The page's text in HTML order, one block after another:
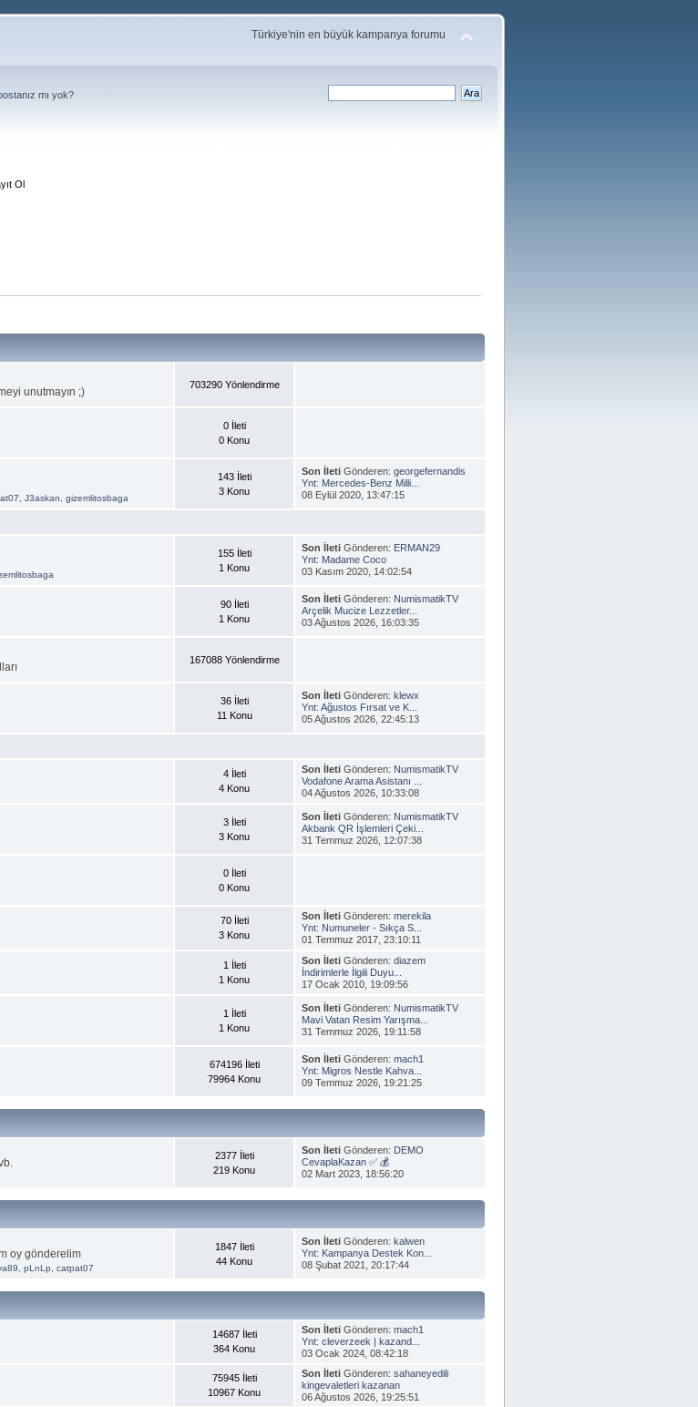
Türkiye'nin en büyük kampanya forumu
nız mı yok?
Ol
unutmayın ;)
703290 Yönlendirme
0 İleti
0 Konu
J3askan gizemlitosbaga
143 İleti
3 Konu
Son İleti Gönderen:georgefernandis
Ynt: Mercedes-Benz Milli...
08 Eylül 2020, 13:47:15
155 İleti
1 Konu
Son İleti Gönderen: ERMAN29
Ynt: Madame Coco
03 Kasım 2020, 14:02:54
90 İleti
1 Konu
Son İleti Gönderen: NumismatikTV
Arçelik Mucize Lezzetler...
03 Ağustos 2026, 16:03:35
167088 Yönlendirme
36 İleti
11 Konu
Son İleti Gönderen:klewx
Ynt: Ağustos Fırsat ve K...
05 Ağustos 2026, 22:45:13
4 İleti
4 Konu
Son İleti Gönderen: NumismatikTV
Vodafone Arama Asistanı ...
04 Ağustos 2026, 10:33:08
3 İleti
3 Konu
Son İleti Gönderen: NumismatikTV
Akbank QR İşlemleri Çeki...
31 Temmuz 2026, 12:07:38
0 İleti
0 Konu
70 İleti
3 Konu
Son İleti Gönderen:merekila
Ynt: Numuneler - Sıkça S...
01 Temmuz 2017, 23:10:11
1 İleti
1 Konu
Son İleti Gönderen:diazem
İndirimlerle İlgili Duyu...
17 Ocak 2010, 19:09:56
1 İleti
1 Konu
Son İleti Gönderen: NumismatikTV
Mavi Vatan Resim Yarışma...
31 Temmuz 2026, 19:11:58
674196 İleti
79964 Konu
Son İleti Gönderen:mach1
Ynt: Migros Nestle Kahva...
09 Temmuz 2026, 19:21:25
2377 İleti
219 Konu
Son İleti Gönderen: DEMO
CevaplaKazan ✅ 💰
02 Mart 2023, 18:56:20
oy gönderelim
pLnLp catpat07
1847 İleti
44 Konu
Son İleti Gönderen:kalwen
Ynt: Kampanya Destek Kon...
08 Şubat 2021, 20:17:44
14687 İleti
364 Konu
Son İleti Gönderen:mach1
Ynt: cleverzeek | kazand...
03 Ocak 2024, 08:42:18
75945 İleti
10967 Konu
Son İleti Gönderen:sahaneyedili
kingevaletleri kazanan
06 Ağustos 2026, 19:25:51